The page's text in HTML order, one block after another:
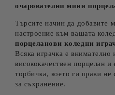
очарователни мини
Търсите начин да добавите
настроение към вашата
порцеланови коледни
Всяка играчка е внимателно
висококачествен порцелан и
торбичка, което ги прави
за съхранение.